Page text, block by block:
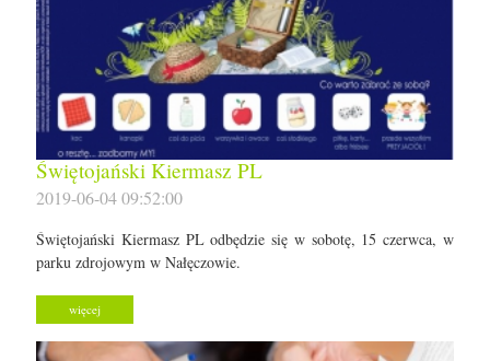
Świętojański Kiermasz PL
2019-06-04 09:52:00
Świętojański Kiermasz PL odbędzie się w sobotę, 15 czerwca, w
parku zdrojowym w Nałęczowie.
więcej